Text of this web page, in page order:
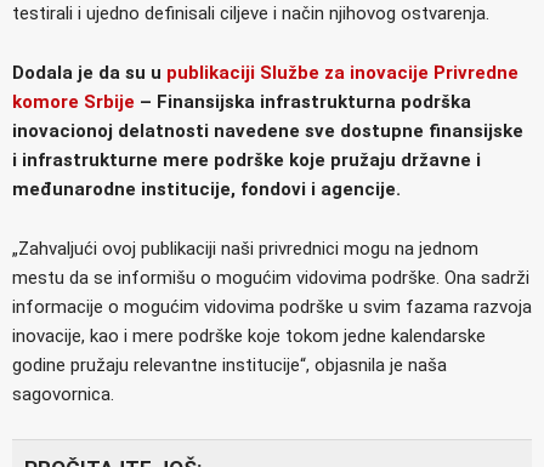
testirali i ujedno definisali ciljeve i način njihovog ostvarenja.
Dodala je da su u publikaciji Službe za inovacije Privredne
komore Srbije – Finansijska infrastrukturna podrška
inovacionoj delatnosti navedene sve dostupne finansijske
i infrastrukturne mere podrške koje pružaju državne i
međunarodne institucije, fondovi i agencije.
„Zahvaljući ovoj publikaciji naši privrednici mogu na jednom
mestu da se informišu o mogućim vidovima podrške. Ona sadrži
informacije o mogućim vidovima podrške u svim fazama razvoja
inovacije, kao i mere podrške koje tokom jedne kalendarske
godine pružaju relevantne institucije“, objasnila je naša
sagovornica.